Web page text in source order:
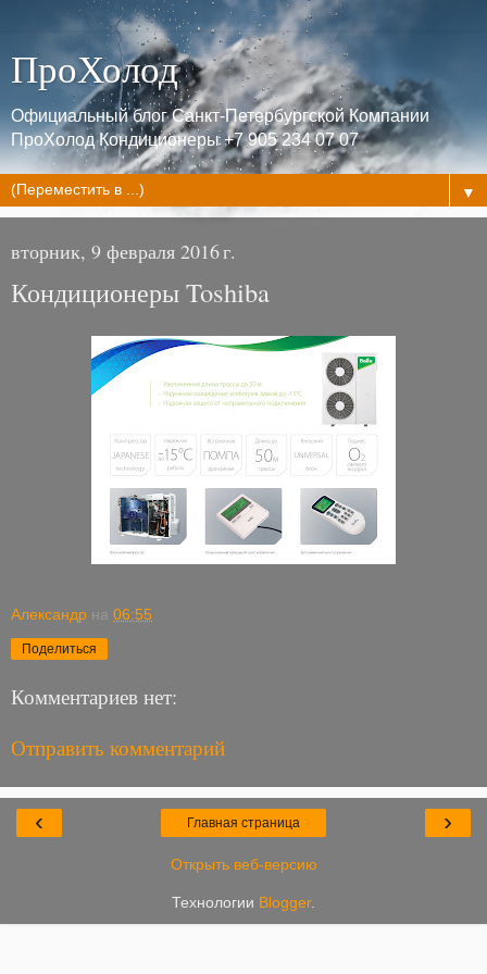
ПроХолод
Официальный блог Санкт-Петербургской Компании
ПроХолод Кондиционеры +7 905 234 07 07
▼
вторник, 9 февраля 2016 г.
Кондиционеры Toshiba
Александр на 06:55
Поделиться
Комментариев нет:
Отправить комментарий
‹ ›
Главная страница
Открыть веб-версию
Технологии Blogger.